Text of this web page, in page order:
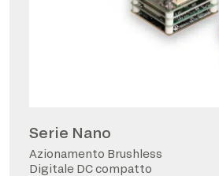
Serie Nano
Azionamento Brushless
Digitale DC compatto